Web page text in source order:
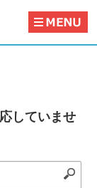
していませ